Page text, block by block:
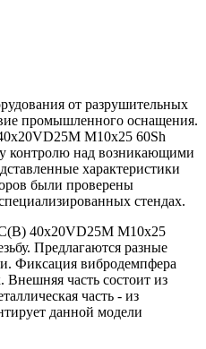
от разрушительных
промышленного оснащения.
M10x25 60Sh
контролю над возникающими
характеристики
были проверены
стендах.
40x20VD25M M10x25
Предлагаются разные
Фиксация вибродемпфера
часть состоит из
часть - из
данной модели